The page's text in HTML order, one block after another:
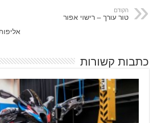
הקודם
טור עורך – רישוי אפור
כתבות קשורות